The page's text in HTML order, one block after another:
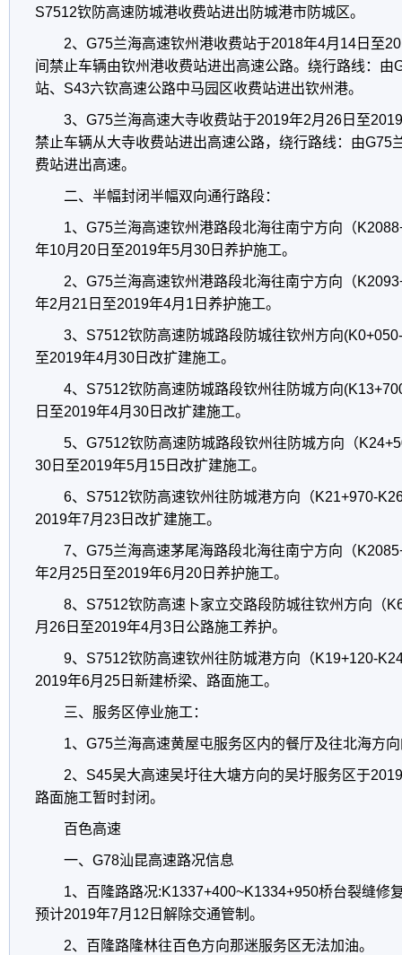
S7512钦防高速防城港收费站进出防城港市防城区。
2、G75兰海高速钦州港收费站于2018年4月14日至
间禁止车辆由钦州港收费站进出高速公路。绕行路线：由
站、S43六钦高速公路中马园区收费站进出钦州港。
3、G75兰海高速大寺收费站于2019年2月26日至
禁止车辆从大寺收费站进出高速公路，绕行路线：由G75
费站进出高速。
二、半幅封闭半幅双向通行路段：
1、G75兰海高速钦州港路段北海往南宁方向（
年10月20日至2019年5月30日养护施工。
2、G75兰海高速钦州港路段北海往南宁方向（
年2月21日至2019年4月1日养护施工。
3、S7512钦防高速防城路段防城往钦州方向
至2019年4月30日改扩建施工。
4、S7512钦防高速防城路段钦州往防城方向
日至2019年4月30日改扩建施工。
5、G7512钦防高速防城路段钦州往防城方向（
30日至2019年5月15日改扩建施工。
6、S7512钦防高速钦州往防城港方向（K21+970-
2019年7月23日改扩建施工。
7、G75兰海高速茅尾海路段北海往南宁方向（
年2月25日至2019年6月20日养护施工。
8、S7512钦防高速卜家立交路段防城往钦州方向（
月26日至2019年4月3日公路施工养护。
9、S7512钦防高速钦州往防城港方向（K19+120-
2019年6月25日新建桥梁、路面施工。
三、服务区停业施工：
1、G75兰海高速黄屋屯服务区内的餐厅及往北海方
2、S45吴大高速吴圩往大塘方向的吴圩服务区于
路面施工暂时封闭。
百色高速
一、G78汕昆高速路况信息
1、百隆路路况:K1337+400~K1334+950桥台裂缝修
预计2019年7月12日解除交通管制。
2、百隆路隆林往百色方向那迷服务区无法加油。